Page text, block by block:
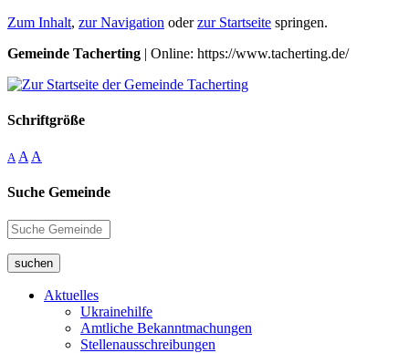
Zum Inhalt, zur Navigation oderzur Startseite springen.
Gemeinde Tacherting | Online: https://www.tacherting.de/
Schriftgröße
A A A
Suche Gemeinde
suchen
Aktuelles
Ukrainehilfe
Amtliche Bekanntmachungen
Stellenausschreibungen